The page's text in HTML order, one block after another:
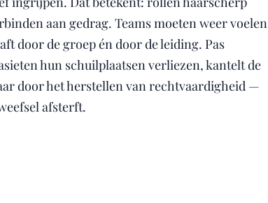
aan gedrag. Teams moeten weer voelen
door de groep én door de leiding. Pas
hun schuilplaatsen verliezen, kantelt de
door het herstellen van rechtvaardigheid —
afsterft.